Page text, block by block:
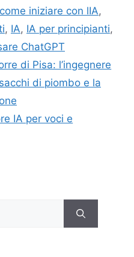
come iniziare con lIA,
, IA, IA per principianti,
ChatGPT
di Pisa: l’ingegnere
di piombo e la
IA per voci e